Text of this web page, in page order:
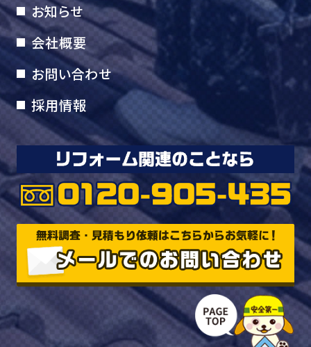
お知らせ
会社概要
お問い合わせ
採用情報